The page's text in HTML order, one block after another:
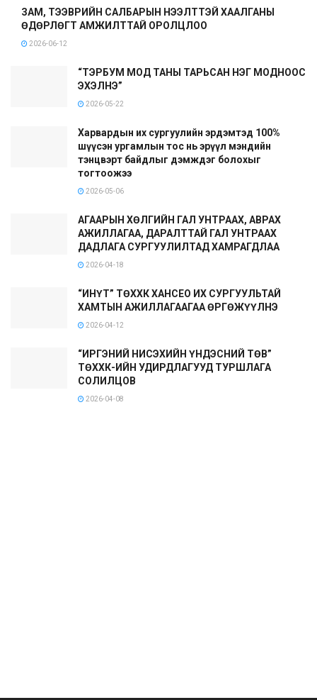
ЗАМ, ТЭЭВРИЙН САЛБАРЫН НЭЭЛТТЭЙ ХААЛГАНЫ
ӨДӨРЛӨГТ АМЖИЛТТАЙ ОРОЛЦЛОО
2026-06-12
“ТЭРБУМ МОД ТАНЫ ТАРЬСАН НЭГ МОДНООС
ЭХЭЛНЭ”
2026-05-22
Харвардын их сургуулийн эрдэмтэд 100%
шүүсэн ургамлын тос нь эрүүл мэндийн
тэнцвэрт байдлыг дэмждэг болохыг
тогтоожээ
2026-05-06
АГААРЫН ХӨЛГИЙН ГАЛ УНТРААХ, АВРАХ
АЖИЛЛАГАА, ДАРАЛТТАЙ ГАЛ УНТРААХ
ДАДЛАГА СУРГУУЛИЛТАД ХАМРАГДЛАА
2026-04-18
“ИНҮТ” ТӨХХК ХАНСЕО ИХ СУРГУУЛЬТАЙ
ХАМТЫН АЖИЛЛАГААГАА ӨРГӨЖҮҮЛНЭ
2026-04-12
“ИРГЭНИЙ НИСЭХИЙН ҮНДЭСНИЙ ТӨВ”
ТӨХХК-ИЙН УДИРДЛАГУУД ТУРШЛАГА
СОЛИЛЦОВ
2026-04-08